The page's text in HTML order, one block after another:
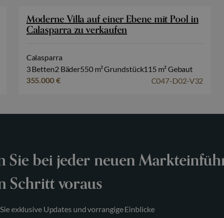
Moderne Villa auf einer Ebene mit Pool in
Calasparra zu verkaufen
Calasparra
3 Betten2 Bäder550 m² Grundstück115 m² Gebaut
355.000 € C047-D02-V32
Sie bei jeder neuen
Schritt voraus
exklusive Updates und vorrangige Einblicke